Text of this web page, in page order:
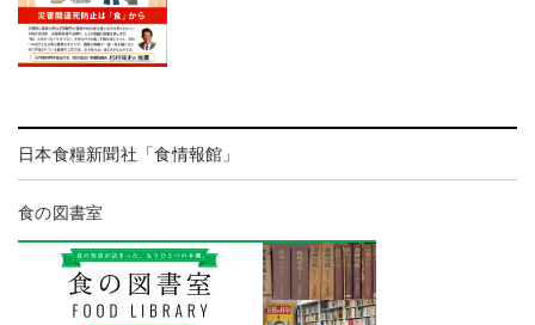
日本食糧新聞社「食情報館」
食の図書室